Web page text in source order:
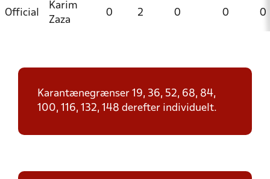
Official
Karim
Zaza
0 2 0 0 0
Karantænegrænser 19, 36, 52, 68, 84,
100, 116, 132, 148 derefter individuelt.